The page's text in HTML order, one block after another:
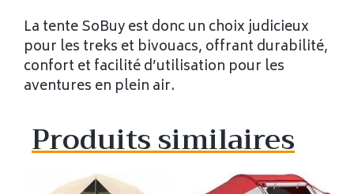
La tente SoBuy est donc un choix judicieux
pour les treks et bivouacs, offrant durabilité,
confort et facilité d’utilisation pour les
aventures en plein air.
Produits similaires